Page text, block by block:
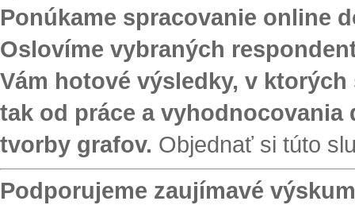
Ponúkame spracovanie online
Oslovíme vybraných
Vám hotové výsledky, v
tak od práce a
tvorby grafov. Objednať si túto
Podporujeme zaujímavé